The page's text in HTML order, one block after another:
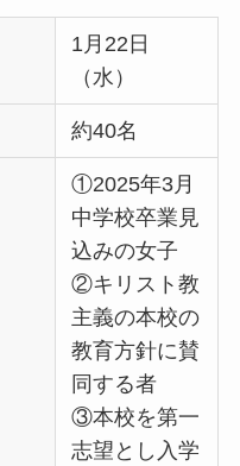
1月22日
（水）
約40名
①2025年3月
中学校卒業見
込みの女子
②キリスト教
主義の本校の
教育方針に賛
同する者
③本校を第一
志望とし入学